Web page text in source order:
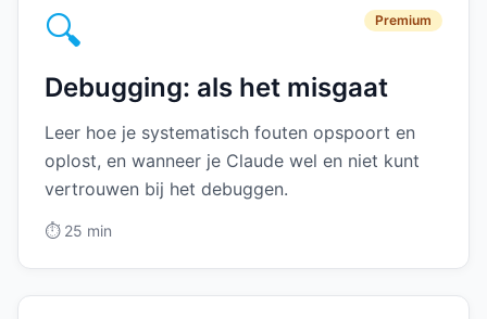
🔍 Premium
Debugging: als het misgaat
Leer hoe je systematisch fouten opspoort en
oplost, en wanneer je Claude wel en niet kunt
vertrouwen bij het debuggen.
⏱️ 25 min